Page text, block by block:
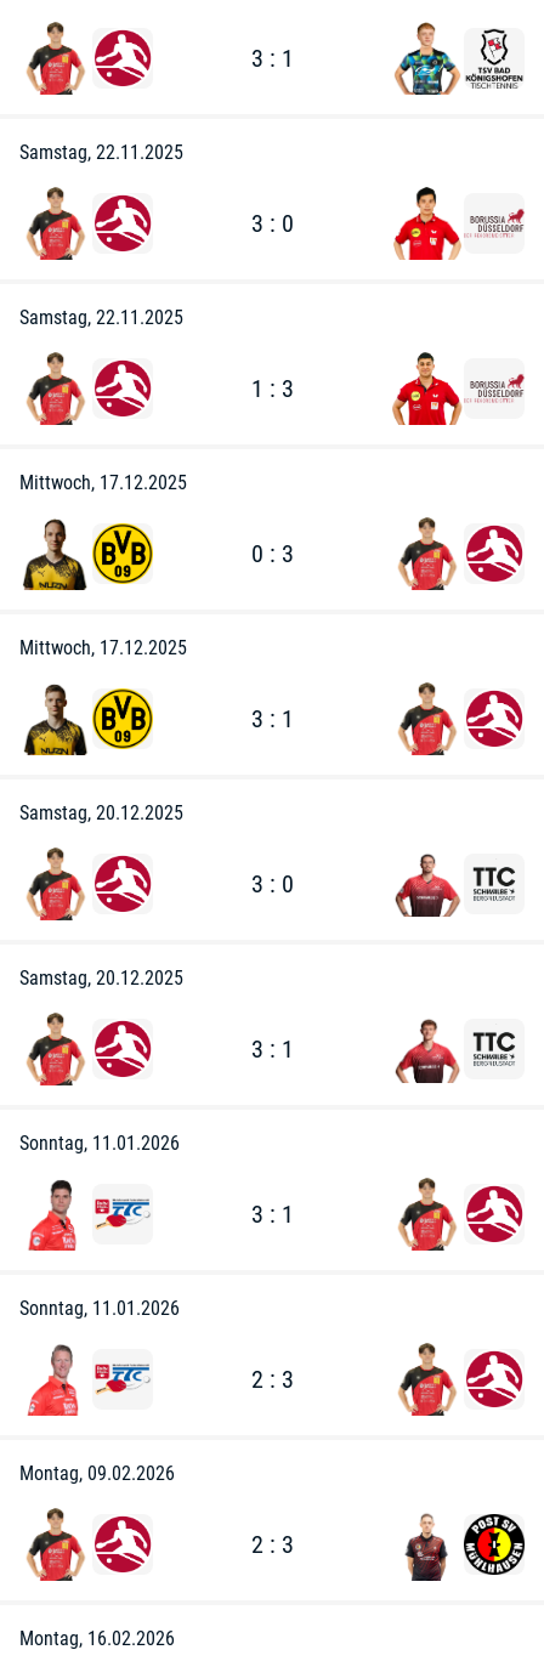
3 : 1
Samstag, 22.11.2025
3 : 0
Samstag, 22.11.2025
1 : 3
Mittwoch, 17.12.2025
0 : 3
Mittwoch, 17.12.2025
3 : 1
Samstag, 20.12.2025
3 : 0
Samstag, 20.12.2025
3 : 1
Sonntag, 11.01.2026
3 : 1
Sonntag, 11.01.2026
2 : 3
Montag, 09.02.2026
2 : 3
Montag, 16.02.2026